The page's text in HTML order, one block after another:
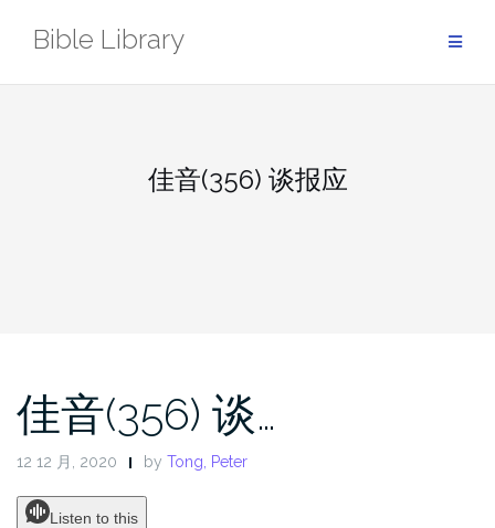
Bible Library
佳音(356) 谈报应
佳音(356) 谈…
12 12 月, 2020 by Tong, Peter
Listen to this